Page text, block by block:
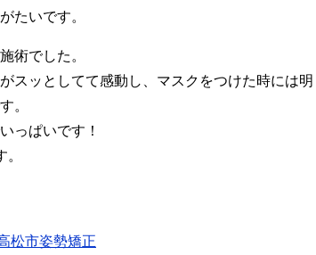
たいです。
術でした。
スッとしてて感動し、マスクをつけた時には明
。
っぱいです！
松市姿勢矯正